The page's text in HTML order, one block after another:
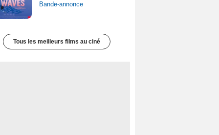
Bande-annonce
Tous les meilleurs films au ciné